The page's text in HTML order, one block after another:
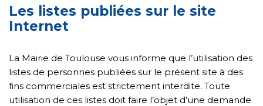
Les listes publiées sur le site
Internet
La Mairie de Toulouse vous informe que l’utilisation des
listes de personnes publiées sur le présent site à des
fins commerciales est strictement interdite. Toute
utilisation de ces listes doit faire l’objet d’une demande